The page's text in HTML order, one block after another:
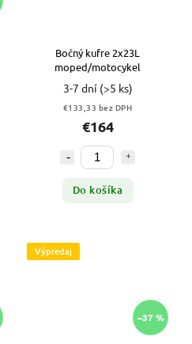
Bočný kufre 2x23L
moped/motocykel
3-7 dní (>5 ks)
€133,33 bez DPH
€164
Do košíka
Výpredaj
–37 %